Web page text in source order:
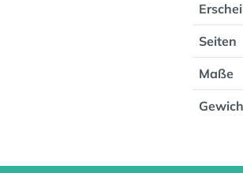
Seiten
Maße